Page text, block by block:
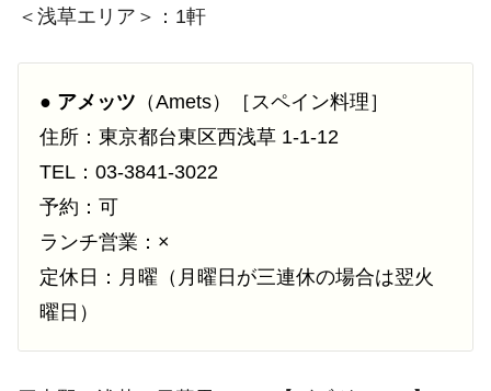
＜浅草エリア＞：1軒
● アメッツ （Amets）［スペイン料理］
住所：東京都台東区西浅草 1-1-12
TEL：03-3841-3022
予約：可
ランチ営業：×
定休日：月曜（月曜日が三連休の場合は翌火
曜日）